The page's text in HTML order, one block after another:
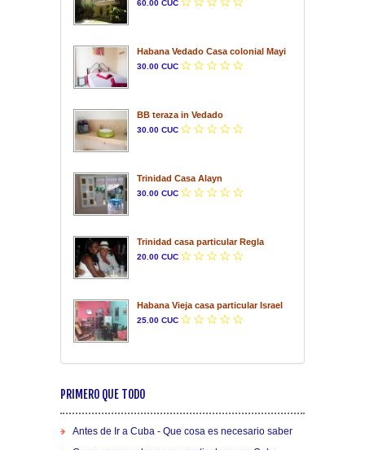
60.00 CUC
Habana Vedado Casa colonial Mayi
30.00 CUC
BB teraza in Vedado
30.00 CUC
Trinidad Casa Alayn
30.00 CUC
Trinidad casa particular Regla
20.00 CUC
Habana Vieja casa particular Israel
25.00 CUC
PRIMERO QUE TODO
Antes de Ir a Cuba - Que cosa es necesario saber